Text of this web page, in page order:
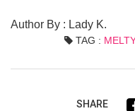
Author By : Lady K.
TAG :
SHARE